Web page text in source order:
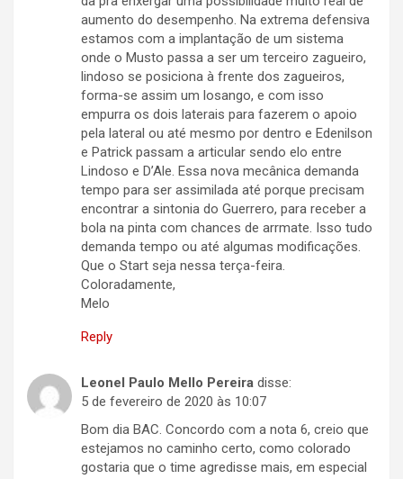
aumento do desempenho. Na extrema defensiva
estamos com a implantação de um sistema
onde o Musto passa a ser um terceiro zagueiro,
lindoso se posiciona à frente dos zagueiros,
forma-se assim um losango, e com isso
empurra os dois laterais para fazerem o apoio
pela lateral ou até mesmo por dentro e Edenilson
e Patrick passam a articular sendo elo entre
Lindoso e D’Ale. Essa nova mecânica demanda
tempo para ser assimilada até porque precisam
encontrar a sintonia do Guerrero, para receber a
bola na pinta com chances de arrmate. Isso tudo
demanda tempo ou até algumas modificações.
Que o Start seja nessa terça-feira.
Coloradamente,
Melo
Reply
Leonel Paulo Mello Pereira disse:
5 de fevereiro de 2020 às 10:07
Bom dia BAC. Concordo com a nota 6, creio que
estejamos no caminho certo, como colorado
gostaria que o time agredisse mais, em especial